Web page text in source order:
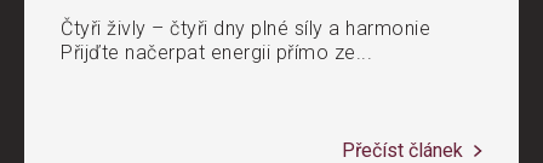
Čtyři živly – čtyři dny plné síly a harmonie
Přijďte načerpat energii přímo ze...
Přečíst článek